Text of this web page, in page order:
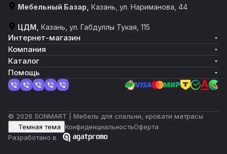
Мебельный Базар, Казань, ул. Нариманова, 44
ЦДМ, Казань, ул. Габдуллы Тукая, 115
Интернет-магазин
Компания
Каталог
Помощь
© 2026 SONMART | Мебель для спальни, кровати матрасы
Темная тема
КонфиденциальностьОферта
Разработано в